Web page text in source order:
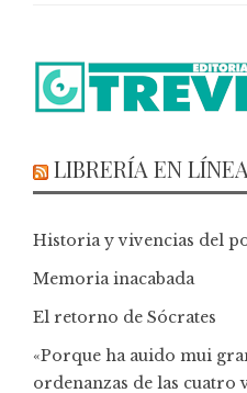
LIBRERÍA EN LÍNEA
Historia y vivencias del
Memoria inacabada
El retorno de Sócrates
«Porque ha auido mui
ordenanzas de las cuatro